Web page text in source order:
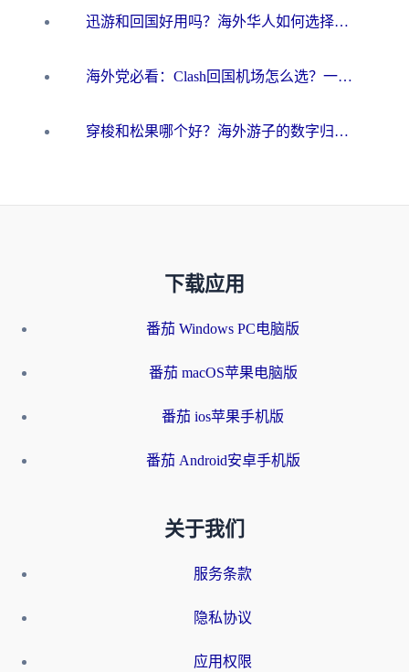
迅游和回国好用吗？海外华人如何选择靠谱的回国加速器
海外党必看：Clash回国机场怎么选？一篇搞定无缝访问国内资源的全攻略
穿梭和松果哪个好？海外游子的数字归乡路，到底该怎么选
下载应用
番茄 Windows PC电脑版
番茄 macOS苹果电脑版
番茄 ios苹果手机版
番茄 Android安卓手机版
关于我们
服务条款
隐私协议
应用权限